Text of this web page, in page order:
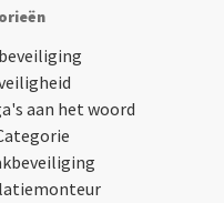
aan het woord